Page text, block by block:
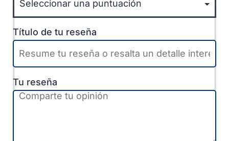
Título de tu reseña
Tu reseña